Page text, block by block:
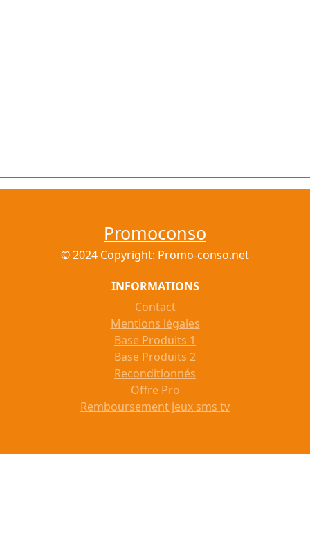
Promoconso
© 2024 Copyright: Promo-conso.net
INFORMATIONS
Contact
Mentions légales
Base Produits 1
Base Produits 2
Reconditionnés
Offre Pro
Remboursement jeux sms tv